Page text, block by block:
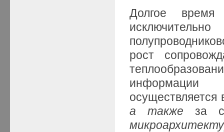
Долгое время
рост
информации
осуществляется
а также за